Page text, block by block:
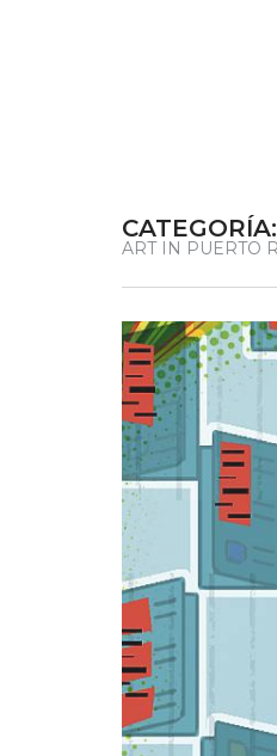
CATEGORÍA:
ART IN PUERTO